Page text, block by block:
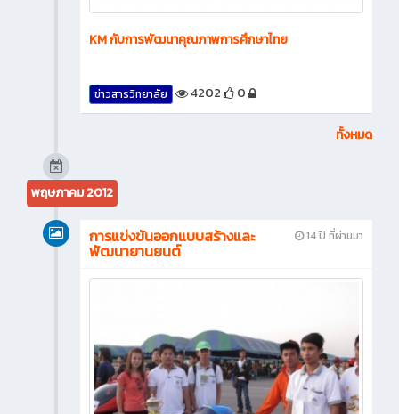
KM กับการพัฒนาคุณภาพการศึกษาไทย
ข่าวสารวิทยาลัย 4202 0
ทั้งหมด
พฤษภาคม 2012
14 ปี ที่ผ่านมา
การแข่งขันออกแบบสร้างและ
พัฒนายานยนต์